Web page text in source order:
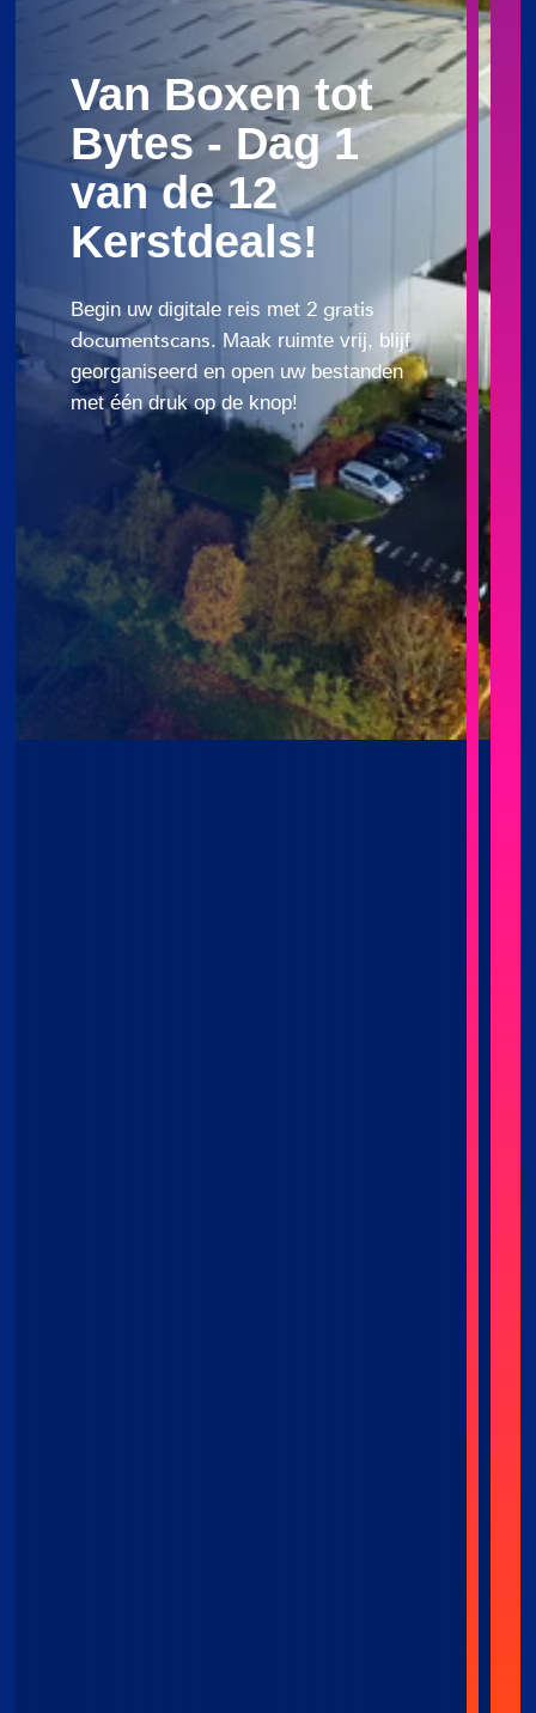
Van Boxen tot
Bytes - Dag 1
van de 12
Kerstdeals!
Begin uw digitale reis met 2 gratis
documentscans. Maak ruimte vrij, blijf
georganiseerd en open uw bestanden
met één druk op de knop!